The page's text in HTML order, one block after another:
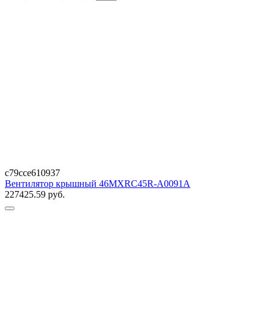
c79cce610937
Вентилятор крышный 46MXRC45R-A0091A
227425.59 руб.